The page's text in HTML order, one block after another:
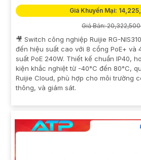
Giá Khuyến Mại:
Giá Bán:
🎥 Switch công nghiệp Ruijie RG-
đến hiệu suất cao với 8 cổng PoE+ và
suất PoE 240W. Thiết kế chuẩn IP40,
kiện khắc nghiệt từ -40°C đến 80°C,
Ruijie Cloud, phù hợp cho môi trường
thông, và giám sát.